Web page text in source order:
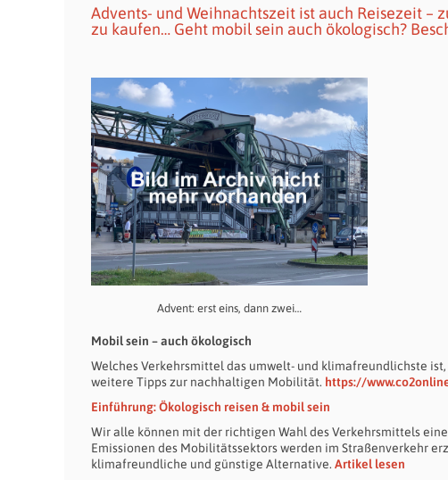
Advents- und Weihnachtszeit ist auch Reisezeit –
zu kaufen… Geht mobil sein auch ökologisch?
Advent: erst eins, dann zwei…
Mobil sein – auch ökologisch
Welches Verkehrsmittel das umwelt- und klimafreundlichste
weitere Tipps zur nachhaltigen Mobilität. https://
Einführung: Ökologisch reisen & mobil sein
Wir alle können mit der richtigen Wahl des Verkehrsmittels
Emissionen des Mobilitätssektors werden im Straßenverkehr
klimafreundliche und günstige Alternative. Artikel lesen